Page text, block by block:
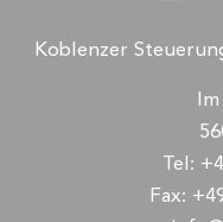
Koblenzer
Tel:
Fax: